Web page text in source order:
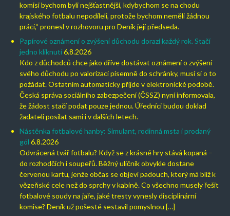
komisi bychom byli nejšťastnější, kdybychom se na chodu
krajského fotbalu nepodíleli, protože bychom neměli žádnou
práci,“ pronesl v rozhovoru pro Deník její předseda.
Papírové oznámení o zvýšení důchodu dorazí každý rok. Stačí
jedno kliknutí 6.8.2026
Kdo z důchodců chce jako dříve dostávat oznámení o zvýšení
svého důchodu po valorizaci písemně do schránky, musí si o to
požádat. Ostatním automaticky přijde v elektronické podobě.
Česká správa sociálního zabezpečení (ČSSZ) nyní informovala,
že žádost stačí podat pouze jednou. Úředníci budou doklad
žadateli posílat sami i v dalších letech.
Nástěnka fotbalové hanby: Simulant, rodinná msta i prodaný
gól 6.8.2026
Odvrácená tvář fotbalu? Když se z krásné hry stává kopaná –
do rozhodčích i soupeřů. Běžný uličník obvykle dostane
červenou kartu, jenže občas se objeví padouch, který má blíž k
vězeňské cele než do sprchy v kabině. Co všechno musely řešit
fotbalové soudy na jaře, jaké tresty vynesly disciplinární
komise? Deník už pošesté sestavil pomyslnou […]